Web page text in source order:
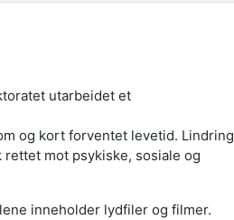
utarbeidet et
og kort forventet levetid. Lindring
mot psykiske, sosiale og
inneholder lydfiler og filmer.